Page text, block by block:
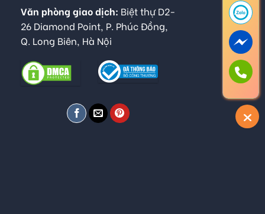
Văn phòng giao dịch: Biệt thự D2-
26 Diamond Point, P. Phúc Đồng,
Q. Long Biên, Hà Nội